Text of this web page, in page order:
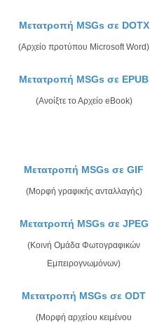
Μετατροπή MSGs σε DOTX
(Αρχείο προτύπου Microsoft Word)
Μετατροπή MSGs σε EPUB
(Ανοίξτε το Αρχείο eBook)
Μετατροπή MSGs σε GIF
(Μορφή γραφικής ανταλλαγής)
Μετατροπή MSGs σε JPEG
(Κοινή Ομάδα Φωτογραφικών
Εμπειρογνωμόνων)
Μετατροπή MSGs σε ODT
(Μορφή αρχείου κειμένου